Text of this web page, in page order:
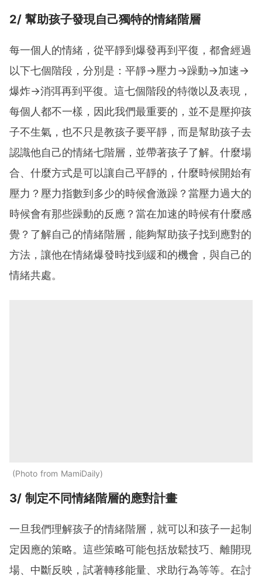
2/ 幫助孩子發現自己獨特的情緒階層
每一個人的情緒，從平靜到爆發再到平復，都會經過
以下七個階段，分別是：平靜->壓力->躁動->加速->
爆炸->消弭再到平復。這七個階段的特徵以及表現，
每個人都不一樣，因此我們最重要的，並不是壓抑孩
子不生氣，也不只是教孩子要平靜，而是幫助孩子去
認識他自己的情緒七階層，並帶著孩子了解。什麼場
合、什麼方式是可以讓自己平靜的，什麼時候開始有
壓力？壓力指數到多少的時候會激躁？當壓力過大的
時候會有那些躁動的反應？當在加速的時候有什麼感
覺？了解自己的情緒階層，能夠幫助孩子找到應對的
方法，讓他在情緒爆發時找到緩和的機會，與自己的
情緒共處。
Photo from MamiDaily
3/ 制定不同情緒階層的應對計畫
一旦我們理解孩子的情緒階層，就可以和孩子一起制
定因應的策略。這些策略可能包括放鬆技巧、離開現
場、中斷反映，試著轉移能量、求助行為等等。在討